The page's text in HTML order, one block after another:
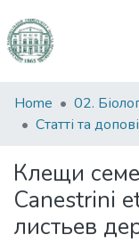
Communities
&
All of DSpace
Statistics
Home
02.
Статті та
Клещи
Canestrini
листьев